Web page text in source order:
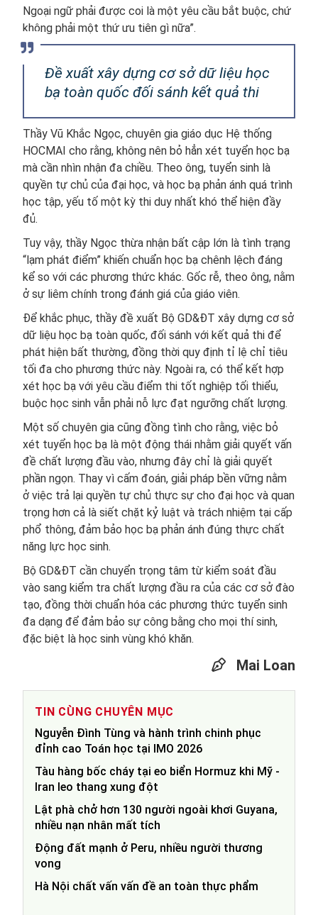
Ngoại ngữ phải được coi là một yêu cầu bắt buộc, chứ
không phải một thứ ưu tiên gì nữa”.
Đề xuất xây dựng cơ sở dữ liệu học
bạ toàn quốc đối sánh kết quả thi
Thầy Vũ Khắc Ngọc, chuyên gia giáo dục Hệ thống
HOCMAI cho rằng, không nên bỏ hẳn xét tuyển học bạ
mà cần nhìn nhận đa chiều. Theo ông, tuyển sinh là
quyền tự chủ của đại học, và học bạ phản ánh quá trình
học tập, yếu tố một kỳ thi duy nhất khó thể hiện đầy
đủ.
Tuy vậy, thầy Ngọc thừa nhận bất cập lớn là tình trạng
“lạm phát điểm” khiến chuẩn học bạ chênh lệch đáng
kể so với các phương thức khác. Gốc rễ, theo ông, nằm
ở sự liêm chính trong đánh giá của giáo viên.
Để khắc phục, thầy đề xuất Bộ GD&ĐT xây dựng cơ sở
dữ liệu học bạ toàn quốc, đối sánh với kết quả thi để
phát hiện bất thường, đồng thời quy định tỉ lệ chỉ tiêu
tối đa cho phương thức này. Ngoài ra, có thể kết hợp
xét học bạ với yêu cầu điểm thi tốt nghiệp tối thiểu,
buộc học sinh vẫn phải nỗ lực đạt ngưỡng chất lượng.
Một số chuyên gia cũng đồng tình cho rằng, việc bỏ
xét tuyển học bạ là một động thái nhằm giải quyết vấn
đề chất lượng đầu vào, nhưng đây chỉ là giải quyết
phần ngọn. Thay vì cấm đoán, giải pháp bền vững nằm
ở việc trả lại quyền tự chủ thực sự cho đại học và quan
trọng hơn cả là siết chặt kỷ luật và trách nhiệm tại cấp
phổ thông, đảm bảo học bạ phản ánh đúng thực chất
năng lực học sinh.
Bộ GD&ĐT cần chuyển trọng tâm từ kiểm soát đầu
vào sang kiểm tra chất lượng đầu ra của các cơ sở đào
tạo, đồng thời chuẩn hóa các phương thức tuyển sinh
đa dạng để đảm bảo sự công bằng cho mọi thí sinh,
đặc biệt là học sinh vùng khó khăn.
Mai Loan
TIN CÙNG CHUYÊN MỤC
Nguyễn Đình Tùng và hành trình chinh phục
đỉnh cao Toán học tại IMO 2026
Tàu hàng bốc cháy tại eo biển Hormuz khi Mỹ -
Iran leo thang xung đột
Lật phà chở hơn 130 người ngoài khơi Guyana,
nhiều nạn nhân mất tích
Động đất mạnh ở Peru, nhiều người thương
vong
Hà Nội chất vấn vấn đề an toàn thực phẩm